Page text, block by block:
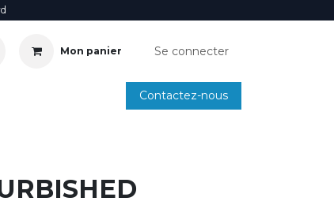
Mon panier Se connecter
ANNUAIRE INSTALLATEURS SMARTPHONE
Contactez-nous